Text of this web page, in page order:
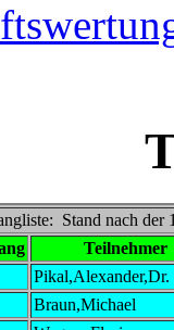
Stand nach der
Teilnehmer
Pikal,Alexander,Dr.
Braun,Michael